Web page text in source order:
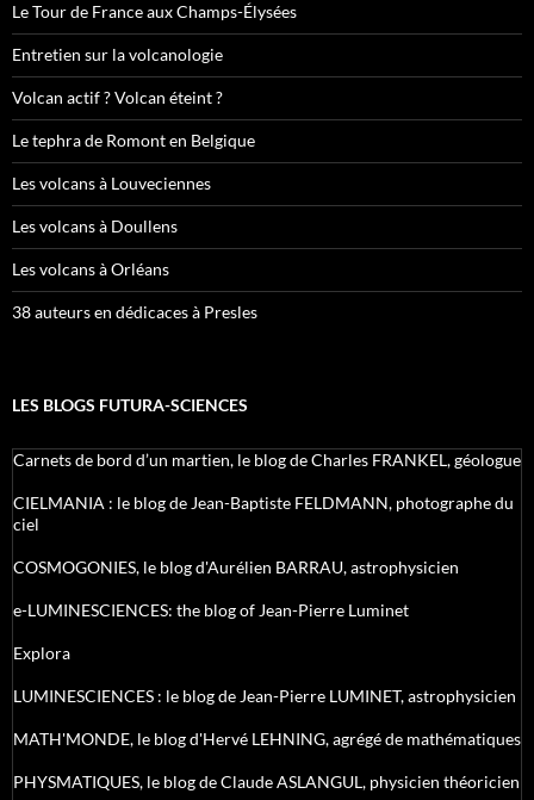
Le Tour de France aux Champs-Élysées
Entretien sur la volcanologie
Volcan actif ? Volcan éteint ?
Le tephra de Romont en Belgique
Les volcans à Louveciennes
Les volcans à Doullens
Les volcans à Orléans
38 auteurs en dédicaces à Presles
LES BLOGS FUTURA-SCIENCES
Carnets de bord d’un martien, le blog de Charles FRANKEL, géologue
CIELMANIA : le blog de Jean-Baptiste FELDMANN, photographe du
ciel
COSMOGONIES, le blog d'Aurélien BARRAU, astrophysicien
e-LUMINESCIENCES: the blog of Jean-Pierre Luminet
Explora
LUMINESCIENCES : le blog de Jean-Pierre LUMINET, astrophysicien
MATH'MONDE, le blog d'Hervé LEHNING, agrégé de mathématiques
PHYSMATIQUES, le blog de Claude ASLANGUL, physicien théoricien